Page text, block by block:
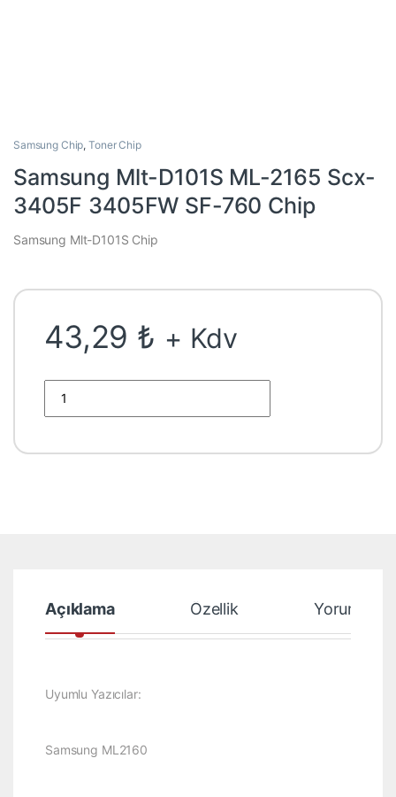
Samsung Chip,Toner Chip
Samsung Mlt-D101S ML-2165 Scx-
3405F 3405FW SF-760 Chip
Samsung Mlt-D101S Chip
43,29 ₺ + Kdv
Açıklama Özellik Yorumlar
Uyumlu Yazıcılar:
Samsung ML2160